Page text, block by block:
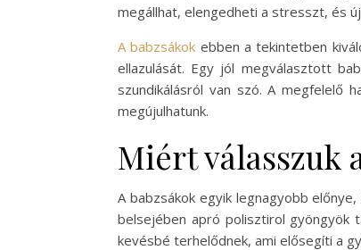
megállhat, elengedheti a stresszt, és
A babzsákok ebben a tekintetben
ellazulását. Egy jól megválasztott
szundikálásról van szó. A megfelelő
megújulhatunk.
Miért válasszuk
A babzsákok egyik legnagyobb
belsejében apró polisztirol gyöngyök
kevésbé terhelődnek, ami elősegíti a